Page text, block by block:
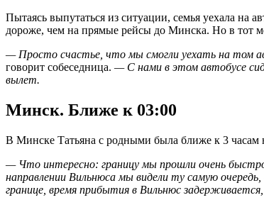
Пытаясь выпутаться из ситуации, семья уехала на
дороже, чем на прямые рейсы до Минска. Но в тот
— Просто счастье, что мы смогли уехать на том
говорит собеседница. — С нами в этом автобусе
вылет.
Минск. Ближе к 03:00
В Минске Татьяна с родными была ближе к 3 часам
— Что интересно: границу мы прошли очень
направлении Вильнюса мы видели ту самую
границе, время прибытия в Вильнюс